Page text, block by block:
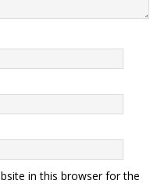
in this browser for the